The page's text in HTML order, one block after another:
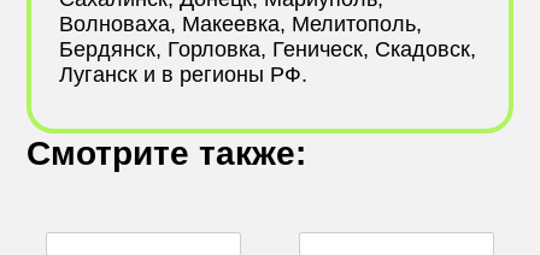
Волноваха, Макеевка, Мелитополь,
Бердянск, Горловка, Геническ, Скадовск,
Луганск и в регионы РФ.
Смотрите также: